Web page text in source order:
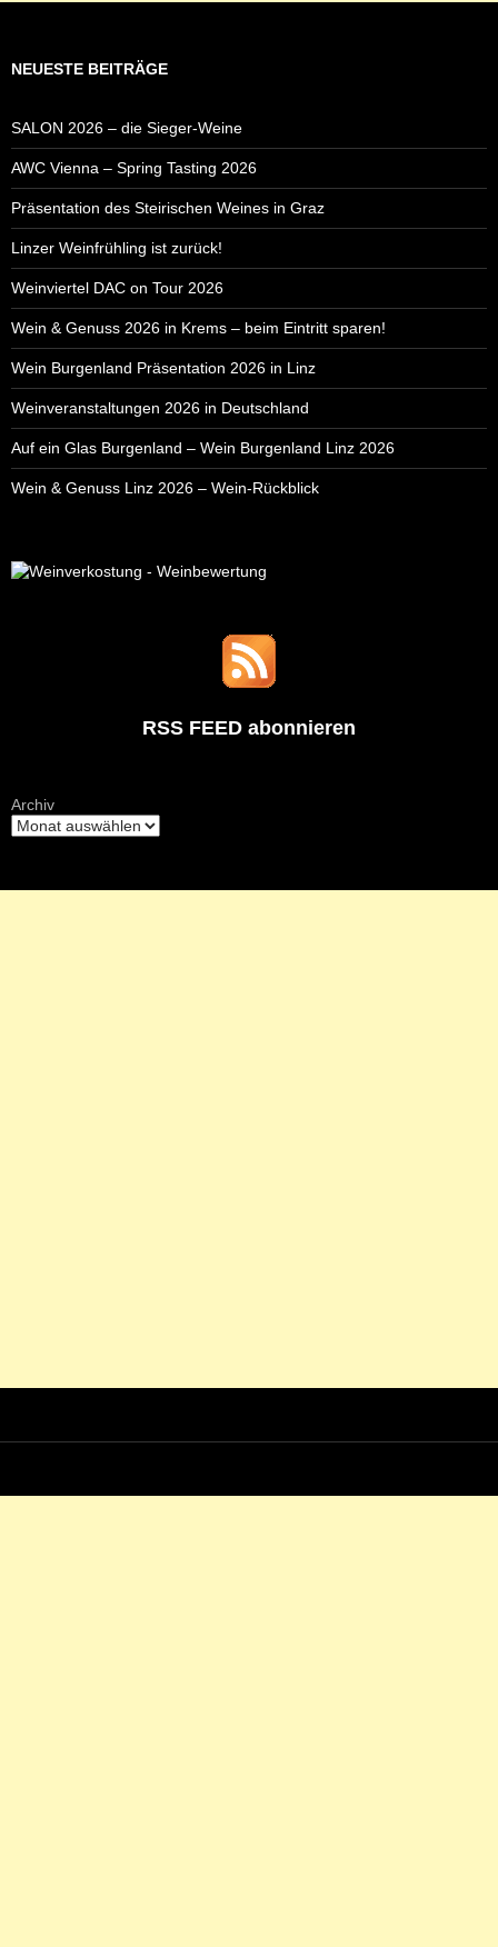
NEUESTE BEITRÄGE
SALON 2026 – die Sieger-Weine
AWC Vienna – Spring Tasting 2026
Präsentation des Steirischen Weines in Graz
Linzer Weinfrühling ist zurück!
Weinviertel DAC on Tour 2026
Wein & Genuss 2026 in Krems – beim Eintritt sparen!
Wein Burgenland Präsentation 2026 in Linz
Weinveranstaltungen 2026 in Deutschland
Auf ein Glas Burgenland – Wein Burgenland Linz 2026
Wein & Genuss Linz 2026 – Wein-Rückblick
RSS FEED abonnieren
Archiv